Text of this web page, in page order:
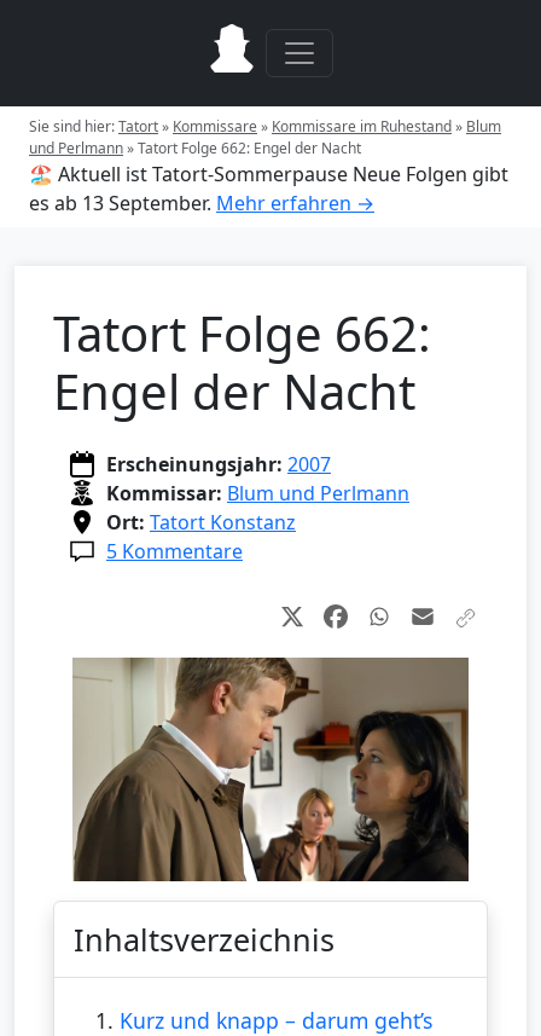
Sie sind hier:Tatort» Kommissare» Kommissare im Ruhestand» Blum
und Perlmann»Tatort Folge 662: Engel der Nacht
🏖️ Aktuell ist Tatort-Sommerpause Neue Folgen gibt
es ab 13 September. Mehr erfahren →
Tatort Folge 662:
Engel der Nacht
Erscheinungsjahr: 2007
Kommissar: Blum und Perlmann
Ort: Tatort Konstanz
5 Kommentare
Inhaltsverzeichnis
1. Kurz und knapp – darum geht’s